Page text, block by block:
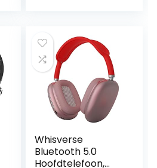
accessoire, voor
PS4(Camouflage)
Whisverse
Bluetooth 5.0
Hoofdtelefoon,